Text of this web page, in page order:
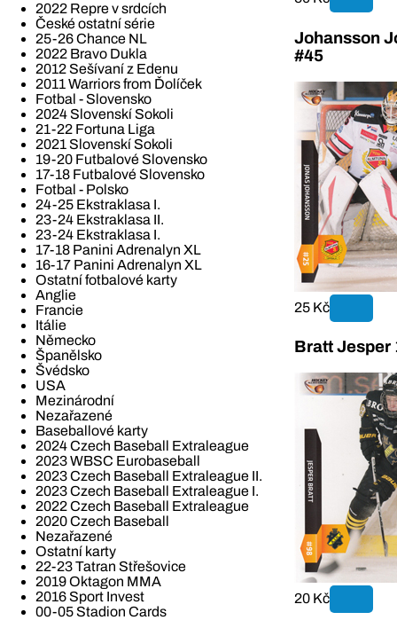
2022 Repre v srdcích
České ostatní série
25-26 Chance NL
2022 Bravo Dukla
2012 Sešívaní z Edenu
2011 Warriors from Ďolíček
Fotbal - Slovensko
2024 Slovenskí Sokoli
21-22 Fortuna Liga
2021 Slovenskí Sokoli
19-20 Futbalové Slovensko
17-18 Futbalové Slovensko
Fotbal - Polsko
24-25 Ekstraklasa I.
23-24 Ekstraklasa II.
23-24 Ekstraklasa I.
17-18 Panini Adrenalyn XL
16-17 Panini Adrenalyn XL
Ostatní fotbalové karty
Anglie
Francie
Itálie
Německo
Španělsko
Švédsko
USA
Mezinárodní
Nezařazené
Baseballové karty
2024 Czech Baseball Extraleague
2023 WBSC Eurobaseball
2023 Czech Baseball Extraleague II.
2023 Czech Baseball Extraleague I.
2022 Czech Baseball Extraleague
2020 Czech Baseball
Nezařazené
Ostatní karty
22-23 Tatran Střešovice
2019 Oktagon MMA
2016 Sport Invest
00-05 Stadion Cards
Johansson
#45
25 Kč
Bratt Jesper
20 Kč